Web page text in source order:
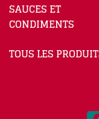
SAUCES ET
CONDIMENTS
TOUS LES